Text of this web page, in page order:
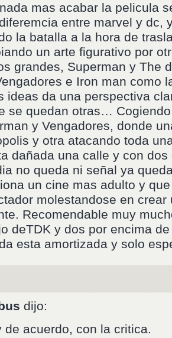
mas acabar la pelicula
entre marvel y dc,
la batalla a la hora de
un arte figurativo por
grandes, Superman y The
e Iron man como
ideas da una perspectiva
se quedan otras…
y Vengadores, donde
y otra atacando toda
dañada una calle y con
no queda ni señal ya
un cine mas adulto y
molestandose en
Recomendable muy
deTDK y dos por encima
esta amortizada y solo
dijo:
de acuerdo, con la critica.